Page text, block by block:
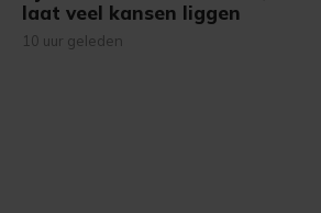
laat veel kansen liggen
10 uur geleden